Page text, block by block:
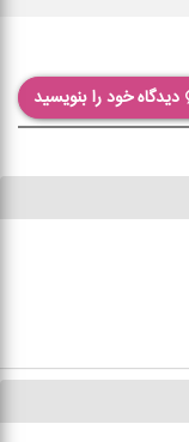
دیدگاه خود را بنویسید